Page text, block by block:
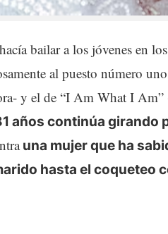
bailar a los jóvenes en
al puesto número
y el de “I Am What I
años continúa girando
una mujer que ha
hasta el coqueteo